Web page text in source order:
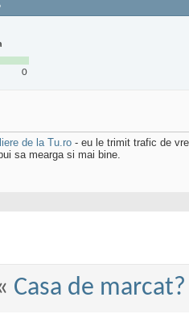
0
de la Tu.ro - eu le trimit trafic de
sa mearga si mai bine.
Casa de marcat?